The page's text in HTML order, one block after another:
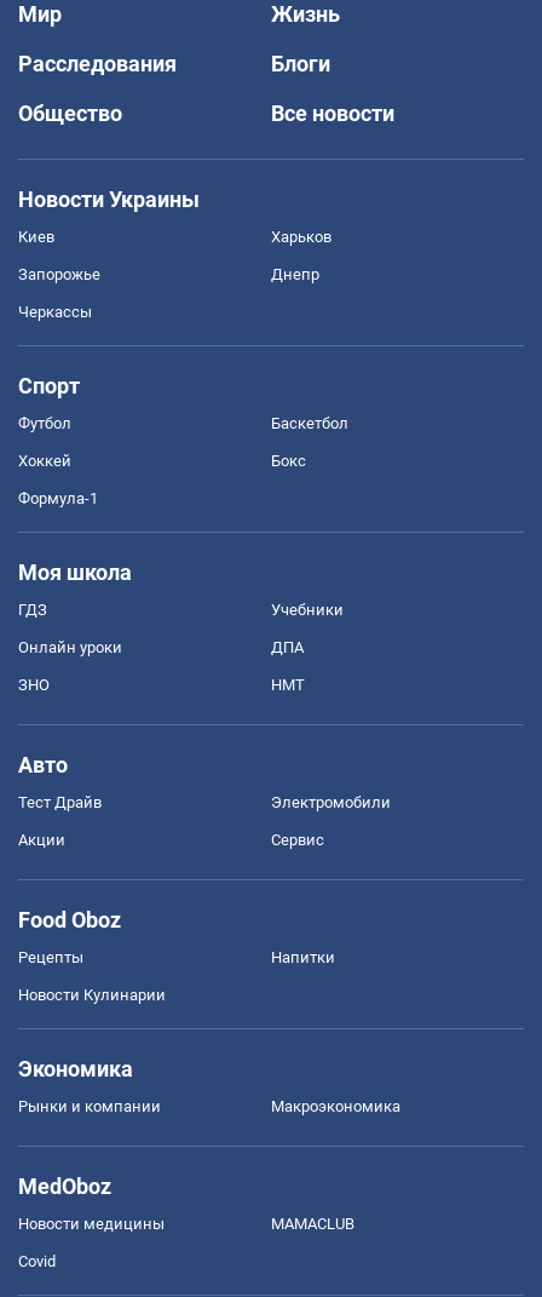
Мир
Жизнь
Расследования
Блоги
Общество
Все новости
Новости Украины
Киев Харьков
Запорожье Днепр
Черкассы
Спорт
Футбол Баскетбол
Хоккей Бокс
Формула-1
Моя школа
ГДЗ Учебники
Онлайн уроки ДПА
ЗНО НМТ
Авто
Тест Драйв Электромобили
Акции Сервис
Food Oboz
Рецепты Напитки
Новости Кулинарии
Экономика
Рынки и компании Mакроэкономика
MedOboz
Новости медицины MAMACLUB
Covid